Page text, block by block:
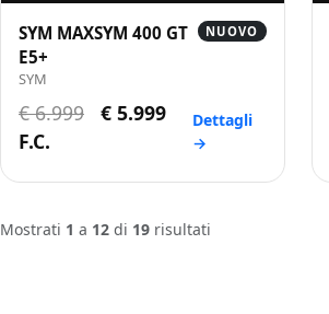
SYM MAXSYM 400 GT
E5+
SYM
NUOVO
€ 6.999
€ 5.999
F.C.
Dettagli
→
Mostrati 1 a 12 di 19 risultati